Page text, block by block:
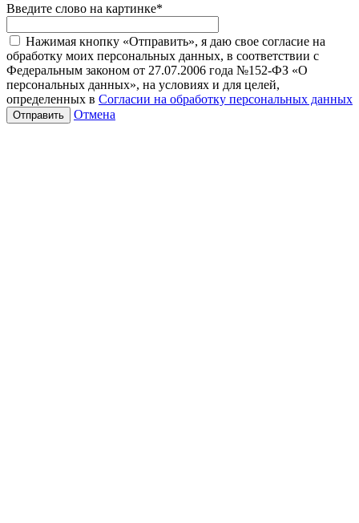
Введите слово на картинке*
Нажимая кнопку «Отправить», я даю свое согласие на
обработку моих персональных данных, в соответствии с
Федеральным законом от 27.07.2006 года №152-ФЗ «О
персональных данных», на условиях и для целей,
определенных в Согласии на обработку персональных данных
Отмена